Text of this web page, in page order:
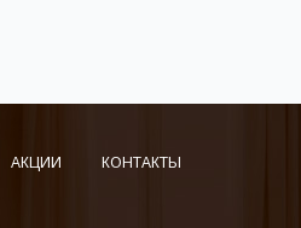
АКЦИИ КОНТАКТЫ